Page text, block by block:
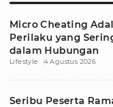
Micro Cheating
Perilaku yang
dalam Hubungan
Lifestyle 4 Agustus 2026
Seribu Peserta